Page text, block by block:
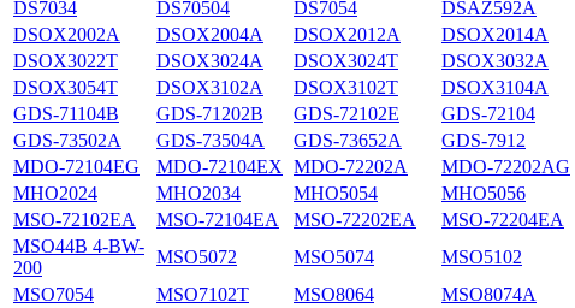
DS7034
DS70504 DS7054 DSAZ592A
DSOX2002A
DSOX2004A DSOX2012A DSOX2014A
DSOX3022T
DSOX3024A DSOX3024T DSOX3032A
DSOX3054T
DSOX3102A DSOX3102T DSOX3104A
GDS-71104B
GDS-71202B GDS-72102E GDS-72104
GDS-73502A
GDS-73504A GDS-73652A GDS-7912
MDO-72104EG
MDO-72104EX MDO-72202A MDO-72202AG
MHO2024
MHO2034 MHO5054 MHO5056
MSO-72102EA
MSO-72104EA MSO-72202EA MSO-72204EA
MSO44B 4-BW-
200
MSO5072 MSO5074 MSO5102
MSO7054
MSO7102T MSO8064 MSO8074A